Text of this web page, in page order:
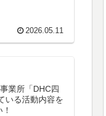
2026.05.11
業所「DHC四
いる活動内容を